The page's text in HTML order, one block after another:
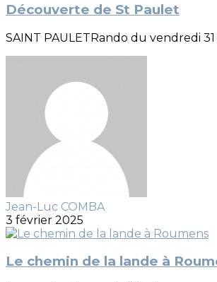
Découverte de St Paulet
SAINT PAULETRando du vendredi
Jean-Luc COMBA
3 février 2025
Le chemin de la lande à